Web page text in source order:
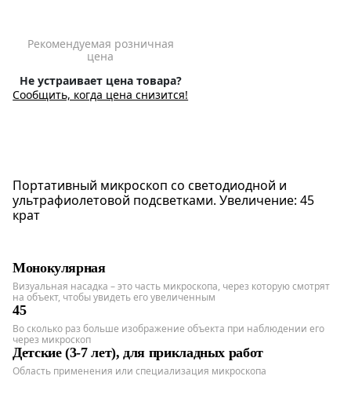
Рекомендуемая розничная
цена
Не устраивает цена товара?
Сообщить, когда цена снизится!
Портативный микроскоп со светодиодной и
ультрафиолетовой подсветками. Увеличение: 45
крат
Монокулярная
Визуальная насадка – это часть микроскопа, через которую смотрят
на объект, чтобы увидеть его увеличенным
45
Во сколько раз больше изображение объекта при наблюдении его
через микроскоп
Детские (3-7 лет), для прикладных работ
Область применения или специализация микроскопа